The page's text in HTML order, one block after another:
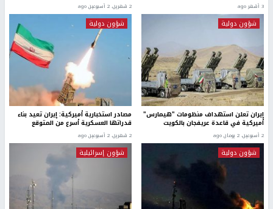
3 أشهر ago 2 شهرين، 2 أسبوعين ago
شؤون دولية
إيران تعلن استهداف منظومات "هيمارس"
أميركية في قاعدة عريفجان بالكويت
2 أسبوعين، 2 يومان ago
شؤون دولية
مصادر استخبارية أميركية: إيران تعيد بناء
قدراتها العسكرية أسرع من المتوقع
2 شهرين، 2 أسبوعين ago
شؤون دولية شؤون إسرائيلية